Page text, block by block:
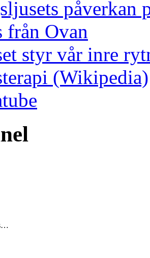
påverkan
från Ovan
styr vår inre
(Wikipedia)